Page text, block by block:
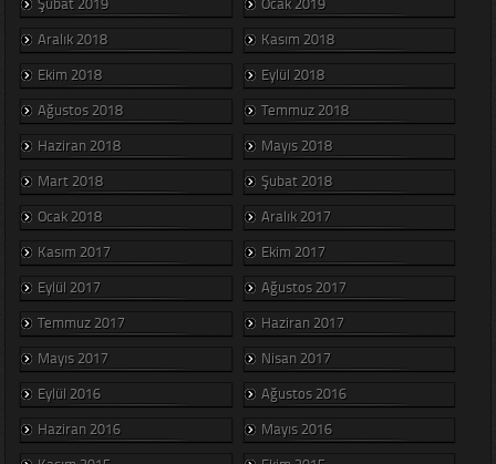
Aralık 2018
Kasım 2018
Ekim 2018
Eylül 2018
Ağustos 2018
Temmuz 2018
Haziran 2018
Mayıs 2018
Mart 2018
Şubat 2018
Ocak 2018
Aralık 2017
Kasım 2017
Ekim 2017
Eylül 2017
Ağustos 2017
Temmuz 2017
Haziran 2017
Mayıs 2017
Nisan 2017
Eylül 2016
Ağustos 2016
Haziran 2016
Mayıs 2016